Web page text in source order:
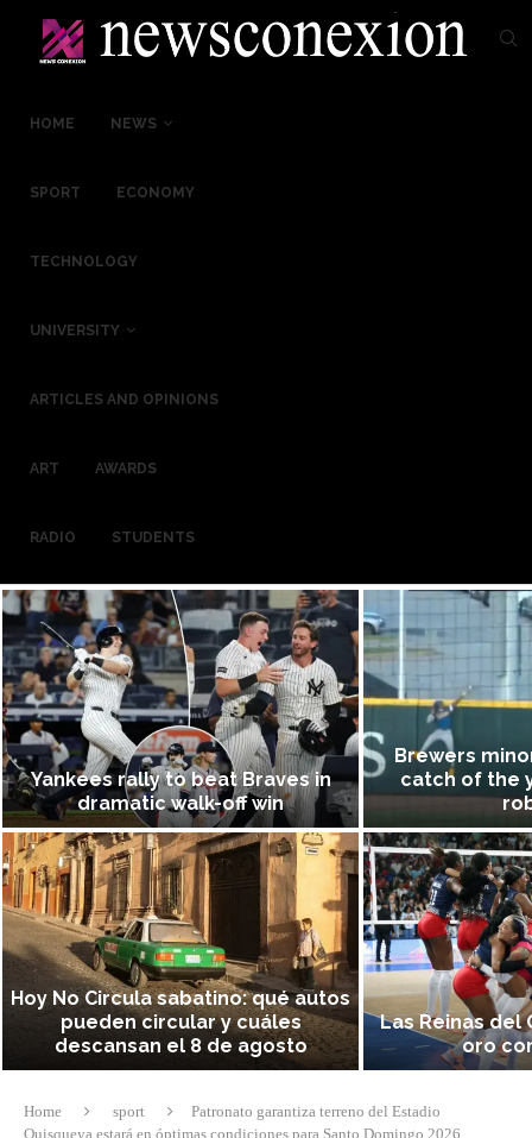
HOME NEWS
SPORT ECONOMY
TECHNOLOGY
UNIVERSITY
ARTICLES AND OPINIONS
ART AWARDS
RADIO STUDENTS
Yankees rally to beat Braves in
dramatic walk-off win
Hoy No Circula sabatino: qué autos
pueden circular y cuáles
descansan el 8 de agosto
Brewers
catch of the
Las Reinas del
oro
Home sport
Patronato garantiza terreno del Estadio
Quisqueya estará en óptimas condiciones para Santo Domingo 2026